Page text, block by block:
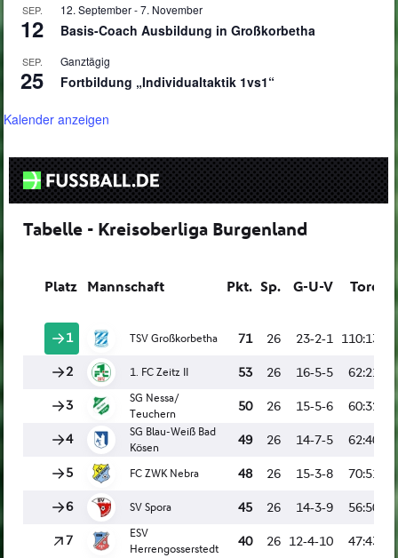
SEP.
12
12. September-7. November
Basis-Coach Ausbildung in Großkorbetha
SEP.
25
Ganztägig
Fortbildung „Individualtaktik 1vs1“
Kalender anzeigen